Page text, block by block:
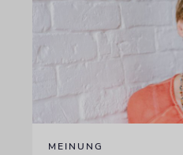
MEINUNG